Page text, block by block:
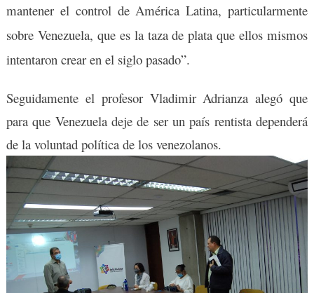
mantener el control de América Latina, particularmente
sobre Venezuela, que es la taza de plata que ellos mismos
intentaron crear en el siglo pasado”.
Seguidamente el profesor Vladimir Adrianza alegó que
para que Venezuela deje de ser un país rentista dependerá
de la voluntad política de los venezolanos.